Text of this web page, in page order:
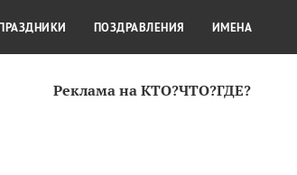
Реклама на КТО?ЧТО?ГДЕ?
КРАСОТА
ПОЗДРАВЛЕНИЯ ИМЕНА